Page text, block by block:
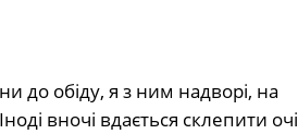
до обіду, я з ним надворі, на
вночі вдається склепити очі